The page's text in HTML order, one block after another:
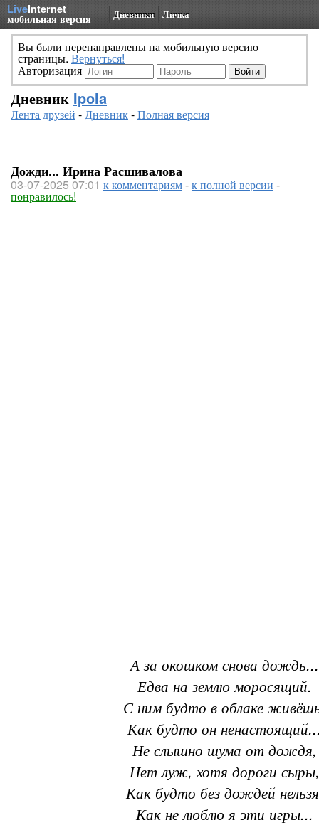
LiveInternet
мобильная версия Дневники Личка
Вы были перенаправлены на мобильную версию
страницы. Вернуться!
Авторизация
Дневник Ipola
Лента друзей -Дневник-Полная версия
Дожди... Ирина Расшивалова
03-07-2025 07:01 к комментариям-к полной версии -
понравилось!
А за окошком снова дождь...
Едва на землю моросящий.
С ним будто в облаке
Как будто он
Не слышно шума от дождя,
Нет луж, хотя дороги сыры,
Как будто без дождей
Как не люблю я эти игры...